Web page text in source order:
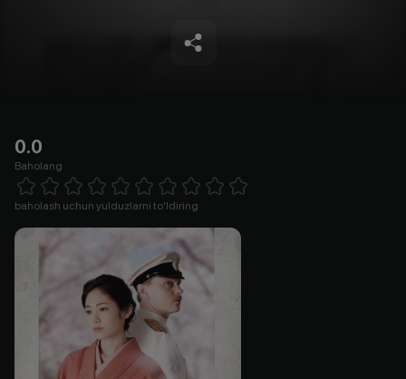
0.0
Baholang
1 Star 2 Stars 3 Stars 4 Stars5 Stars 6 Stars7 Stars8 Stars
baholash uchun yulduzlarni to'ldiring